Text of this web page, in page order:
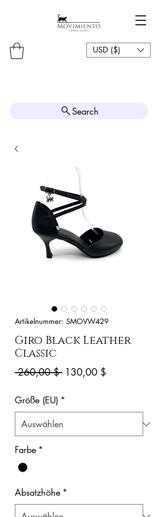
USD ($)
Search
Artikelnummer: SMOVW429
Giro Black Leather
Classic
260,00 $ Standardpreis
130,00 $
Größe (EU) *
Farbe *
Absatzhöhe *